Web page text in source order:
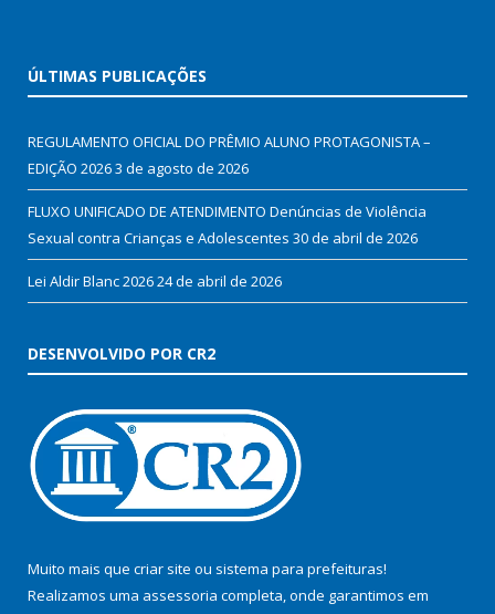
ÚLTIMAS PUBLICAÇÕES
REGULAMENTO OFICIAL DO PRÊMIO ALUNO PROTAGONISTA –
EDIÇÃO 20263 de agosto de 2026
FLUXO UNIFICADO DE ATENDIMENTO Denúncias de Violência
Sexual contra Crianças e Adolescentes 30 de abril de 2026
Lei Aldir Blanc 202624 de abril de 2026
DESENVOLVIDO POR CR2
Muito mais que criar site ou sistema para prefeituras!
Realizamos uma assessoria completa, onde garantimos em